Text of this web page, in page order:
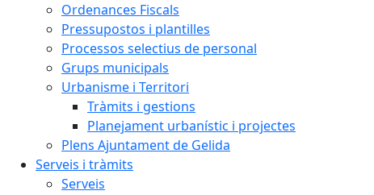
Ordenances Fiscals
Pressupostos i plantilles
Processos selectius de personal
Grups municipals
Urbanisme i Territori
Tràmits i gestions
Planejament urbanístic i projectes
Plens Ajuntament de Gelida
Serveis i tràmits
Serveis